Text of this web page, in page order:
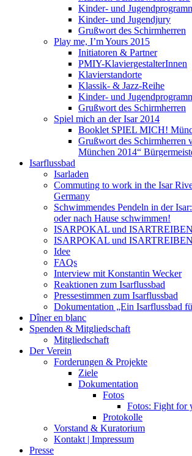
Kinder- und
Kinder- und Jugendjury
Grußwort des Schirmherren
Play me, I’m Yours 2015
Initiatoren & Partner
PMIY-KlaviergestalterInnen
Klavierstandorte
Klassik- & Jazz-Reihe
Kinder- und
Grußwort des Schirmherren
Spiel mich an der Isar 2014
Booklet SPIEL MICH!
Grußwort des Schirmherren
München 2014“
Isarflussbad
Isarladen
Commuting to work in the Isar
Germany
Schwimmendes Pendeln in der
oder nach Hause schwimmen!
ISARPOKAL und
ISARPOKAL und
Idee
FAQs
Interview mit Konstantin Wecker
Reaktionen zum Isarflussbad
Pressestimmen zum Isarflussbad
Dokumentation „Ein Isarflussbad
Dîner en blanc
Spenden & Mitgliedschaft
Mitgliedschaft
Der Verein
Forderungen & Projekte
Ziele
Dokumentation
Fotos
Fotos: Fight for
Protokolle
Vorstand & Kuratorium
Kontakt | Impressum
Presse